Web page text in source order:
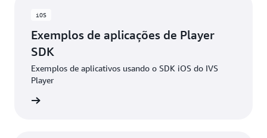
iOS
Exemplos de aplicações de Player
SDK
Exemplos de aplicativos usando o SDK iOS do IVS
Player